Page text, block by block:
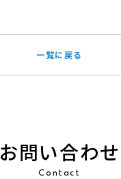
一覧に戻る
お問い合わせ
Contact